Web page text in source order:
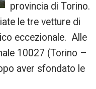
provincia di Torino.
le tre vetture di
eccezionale. Alle
10027 (Torino –
aver sfondato le